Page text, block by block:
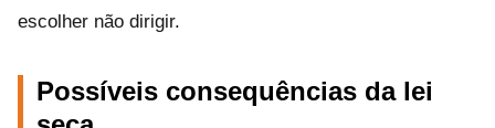
escolher não dirigir.
Possíveis consequências da lei